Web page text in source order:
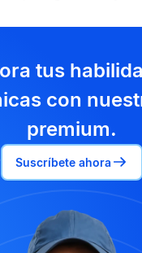
tus
con
premium.
Suscríbete ahora